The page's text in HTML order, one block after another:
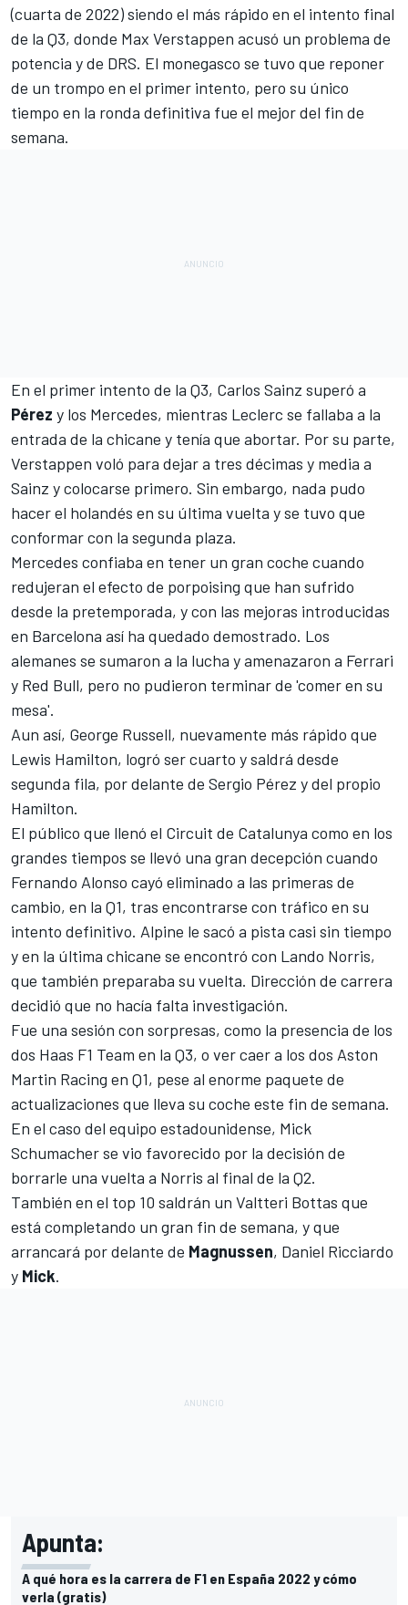
(cuarta de 2022) siendo el más rápido en el intento final
de la Q3, donde Max Verstappen acusó un problema de
potencia y de DRS. El monegasco se tuvo que reponer
de un trompo en el primer intento, pero su único
tiempo en la ronda definitiva fue el mejor del fin de
semana.
En el primer intento de la Q3, Carlos Sainz superó a
Pérez y los Mercedes, mientras Leclerc se fallaba a la
entrada de la chicane y tenía que abortar. Por su parte,
Verstappen voló para dejar a tres décimas y media a
Sainz y colocarse primero. Sin embargo, nada pudo
hacer el holandés en su última vuelta y se tuvo que
conformar con la segunda plaza.
Mercedes confiaba en tener un gran coche cuando
redujeran el efecto de porpoising que han sufrido
desde la pretemporada, y con las mejoras introducidas
en Barcelona así ha quedado demostrado. Los
alemanes se sumaron a la lucha y amenazaron a Ferrari
y Red Bull, pero no pudieron terminar de 'comer en su
mesa'.
Aun así, George Russell, nuevamente más rápido que
Lewis Hamilton, logró ser cuarto y saldrá desde
segunda fila, por delante de Sergio Pérez y del propio
Hamilton.
El público que llenó el Circuit de Catalunya como en los
grandes tiempos se llevó una gran decepción cuando
Fernando Alonso cayó eliminado a las primeras de
cambio, en la Q1, tras encontrarse con tráfico en su
intento definitivo. Alpine le sacó a pista casi sin tiempo
y en la última chicane se encontró con Lando Norris,
que también preparaba su vuelta. Dirección de carrera
decidió que no hacía falta investigación.
Fue una sesión con sorpresas, como la presencia de los
dos Haas F1 Team en la Q3, o ver caer a los dos Aston
Martin Racing en Q1, pese al enorme paquete de
actualizaciones que lleva su coche este fin de semana.
En el caso del equipo estadounidense, Mick
Schumacherse vio favorecido por la decisión de
borrarle una vuelta a Norris al final de la Q2.
También en el top 10 saldrán un Valtteri Bottas que
está completando un gran fin de semana, y que
arrancará por delante de Magnussen, Daniel Ricciardo
y Mick.
Apunta:
A qué hora es la carrera de F1 en España 2022 y cómo
verla (gratis)